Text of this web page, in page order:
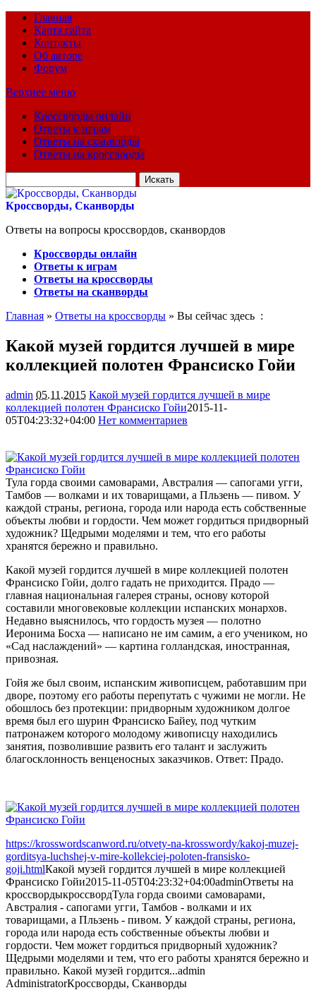
Главная
Карта сайта
Контакты
Об авторе
Форум
Верхнее меню
Кроссворды онлайн
Ответы к играм
Ответы на сканворды
Ответы на кроссворды
для:
Кроссворды, Сканворды
Ответы на вопросы кроссвордов, сканвордов
Кроссворды онлайн
Ответы к играм
Ответы на кроссворды
Ответы на сканворды
Главная » Ответы на кроссворды » Вы сейчас здесь :
Какой музей гордится лучшей в мире
коллекцией полотен Франсиско Гойи
admin 05.11.2015 Какой музей гордится лучшей в мире
коллекцией полотен Франсиско Гойи2015-11-
05T04:23:32+04:00 Нет комментариев
Тула горда своими самоварами, Австралия — сапогами угги,
Тамбов — волками и их товарищами, а Пльзень — пивом. У
каждой страны, региона, города или народа есть собственные
объекты любви и гордости. Чем может гордиться придворный
художник? Щедрыми моделями и тем, что его работы
хранятся бережно и правильно.
Какой музей гордится лучшей в мире коллекцией полотен
Франсиско Гойи, долго гадать не приходится. Прадо —
главная национальная галерея страны, основу которой
составили многовековые коллекции испанских монархов.
Недавно выяснилось, что гордость музея — полотно
Иеронима Босха — написано не им самим, а его учеником, но
«Сад наслаждений» — картина голландская, иностранная,
привозная.
Гойя же был своим, испанским живописцем, работавшим при
дворе, поэтому его работы перепутать с чужими не могли. Не
обошлось без протекции: придворным художником долгое
время был его шурин Франсиско Байеу, под чутким
патронажем которого молодому живописцу находились
занятия, позволившие развить его талант и заслужить
благосклонность венценосных заказчиков. Ответ: Прадо.
https://krosswordscanword.ru/otvety-na-krosswordy/kakoj-muzej-
gorditsya-luchshej-v-mire-kollekciej-poloten-fransisko-
goji.htmlКакой музей гордится лучшей в мире коллекцией
Франсиско Гойи2015-11-05T04:23:32+04:00adminОтветы на
кроссвордыкроссвордТула горда своими самоварами,
Австралия - сапогами угги, Тамбов - волками и их
товарищами, а Пльзень - пивом. У каждой страны, региона,
города или народа есть собственные объекты любви и
гордости. Чем может гордиться придворный художник?
Щедрыми моделями и тем, что его работы хранятся бережно и
правильно. Какой музей гордится...admin
AdministratorКроссворды, Сканворды